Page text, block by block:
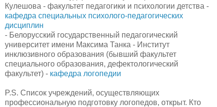
Кулешова - факультет педагогики и психологии детства -
кафедра специальных психолого-педагогических
дисциплин
- Белорусский государственный педагогический
университет имени Максима Танка - Институт
инклюзивного образования (бывший факультет
специального образования, дефектологический
факультет) - кафедра логопедии
P.S. Список учреждений, осуществляющих
профессиональную подготовку логопедов, открыт. Кто